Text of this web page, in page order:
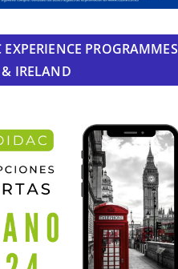
PROGRAMMES
IRELAND